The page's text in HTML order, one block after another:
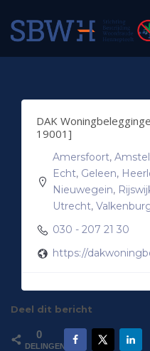
HOW TO SHOP
If you still have problems,
email to
SHOWROOM HOURS
Mon-Fri 9:00AM - 6:00AM
Sat - 9:00AM-5:00PM
Sundays by appointment
DAK
19001]
Amersfoort,
Echt, Geleen,
Nieuwegein,
Utrecht,
030 - 207 21 30
https://
Deel dit bericht
0
DELINGEN